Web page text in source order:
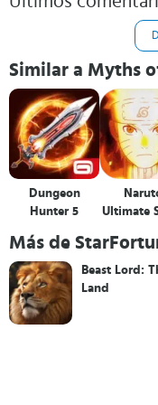
Similar a Myths
Dungeon
Hunter 5
Ultimate
Más de
Beast Lord:
Land